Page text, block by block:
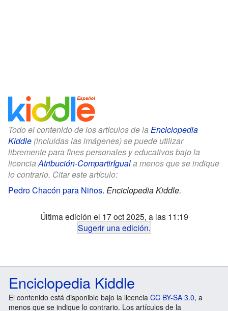
Todo el contenido de los artículos de la Enciclopedia
Kiddle (incluidas las imágenes) se puede utilizar
libremente para fines personales y educativos bajo la
licenciaAtribución-CompartirIguala menos que se indique
lo contrario. Citar este artículo:
Pedro Chacón para Niños. Enciclopedia Kiddle.
Última edición el 17 oct 2025, a las 11:19
Sugerir una edición.
Enciclopedia Kiddle
El contenido está disponible bajo la licencia CC BY-SA 3.0, a
menos que se indique lo contrario. Los artículos de la